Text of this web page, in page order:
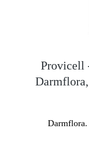
Provicell